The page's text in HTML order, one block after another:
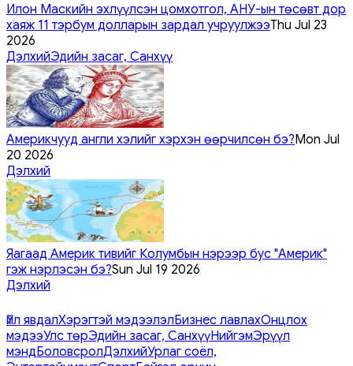
Илон Маскийн эхлүүлсэн цомхотгол, АНУ-ын төсөвт дор
хаяж 11 тэрбум долларын зардал учруулжээThu Jul 23
2026
ДэлхийЭдийн засаг, Санхүү
Америкчууд англи хэлийг хэрхэн өөрчилсөн бэ?Mon Jul
20 2026
Дэлхий
Яагаад Америк тивийг Колумбын нэрээр бус "Америк"
гэж нэрлэсэн бэ?Sun Jul 19 2026
Дэлхий
Үйл явдалХэрэгтэй мэдээлэлБизнес лавлахОнцлох
мэдээУлс төрЭдийн засаг, СанхүүНийгэмЭрүүл
мэндБоловсролДэлхийУрлаг соёл,